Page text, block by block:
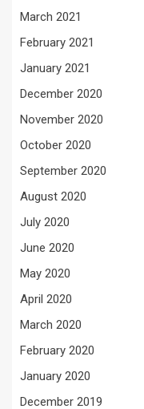
March 2021
February 2021
January 2021
December 2020
November 2020
October 2020
September 2020
August 2020
July 2020
June 2020
May 2020
April 2020
March 2020
February 2020
January 2020
December 2019